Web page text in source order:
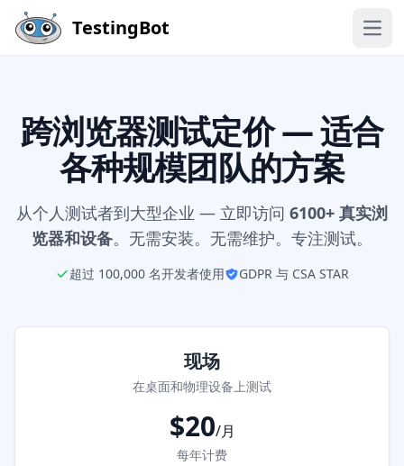
Skip to main content
TestingBot
跨浏览器测试定价 — 适合
各种规模团队的方案
从个人测试者到大型企业 — 立即访问 6100+ 真实浏
览器和设备。无需安装。无需维护。专注测试。
超过 100,000 名开发者使用 GDPR 与 CSA STAR
Subscription plans
现场
在桌面和物理设备上测试
$20/月
每年计费